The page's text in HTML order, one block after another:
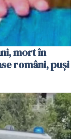
mort în
români, puși